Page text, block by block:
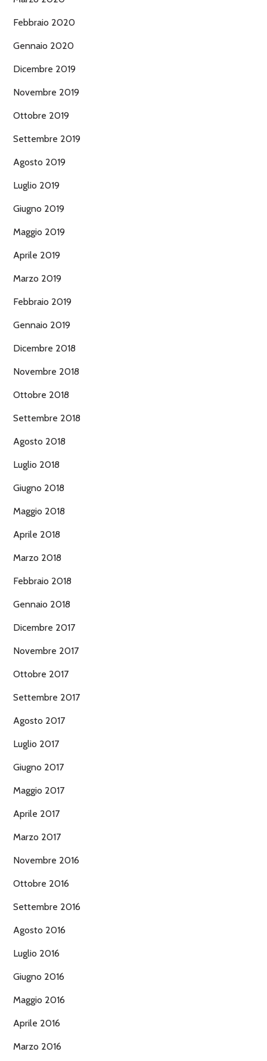
Febbraio 2020
Gennaio 2020
Dicembre 2019
Novembre 2019
Ottobre 2019
Settembre 2019
Agosto 2019
Luglio 2019
Giugno 2019
Maggio 2019
Aprile 2019
Marzo 2019
Febbraio 2019
Gennaio 2019
Dicembre 2018
Novembre 2018
Ottobre 2018
Settembre 2018
Agosto 2018
Luglio 2018
Giugno 2018
Maggio 2018
Aprile 2018
Marzo 2018
Febbraio 2018
Gennaio 2018
Dicembre 2017
Novembre 2017
Ottobre 2017
Settembre 2017
Agosto 2017
Luglio 2017
Giugno 2017
Maggio 2017
Aprile 2017
Marzo 2017
Novembre 2016
Ottobre 2016
Settembre 2016
Agosto 2016
Luglio 2016
Giugno 2016
Maggio 2016
Aprile 2016
Marzo 2016